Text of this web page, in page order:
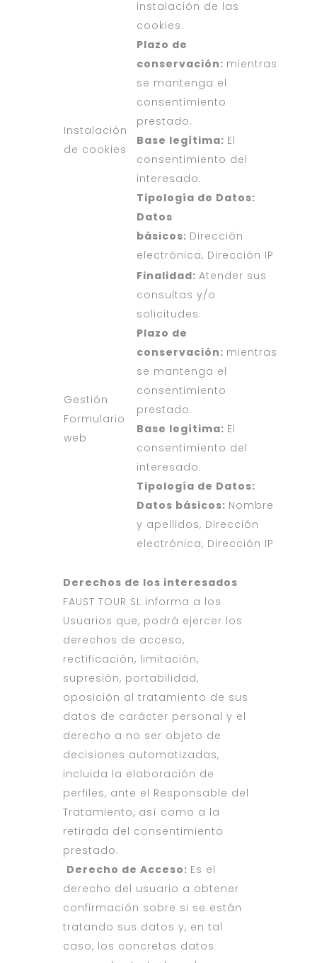
Instalación
de cookies
instalación de las
cookies.
Plazo de
conservación: mientras
se mantenga el
consentimiento
prestado.
Base legítima: El
consentimiento del
interesado.
Tipología de Datos:
Datos
básicos: Dirección
electrónica, Dirección IP
Gestión
Formulario
web
Finalidad: Atender sus
consultas y/o
solicitudes.
Plazo de
conservación: mientras
se mantenga el
consentimiento
prestado.
Base legítima: El
consentimiento del
interesado.
Tipología de Datos:
Datos básicos: Nombre
y apellidos, Dirección
electrónica, Dirección IP
Derechos de los interesados
FAUST TOUR SL informa a los
Usuarios que, podrá ejercer los
derechos de acceso,
rectificación, limitación,
supresión, portabilidad,
oposición al tratamiento de sus
datos de carácter personal y el
derecho a no ser objeto de
decisiones automatizadas,
incluida la elaboración de
perfiles, ante el Responsable del
Tratamiento, así como a la
retirada del consentimiento
prestado.
Derecho de Acceso: Es el
derecho del usuario a obtener
confirmación sobre si se están
tratando sus datos y, en tal
caso, los concretos datos